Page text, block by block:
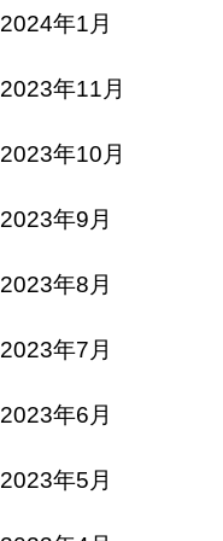
2024年1月
2023年11月
2023年10月
2023年9月
2023年8月
2023年7月
2023年6月
2023年5月